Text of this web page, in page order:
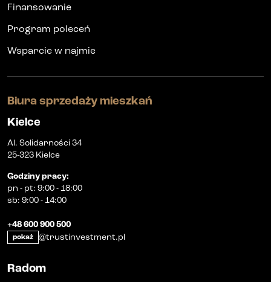
Finansowanie
Program poleceń
Wsparcie w najmie
Biura sprzedaży mieszkań
Kielce
Al. Solidarności 34
25-323 Kielce
Godziny pracy:
pn - pt: 9:00 - 18:00
sb: 9:00 - 14:00
+48 600 900 500
pokaż @trustinvestment.pl
Radom